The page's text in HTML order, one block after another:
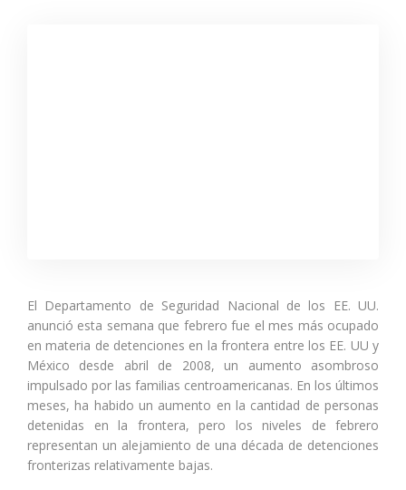
El Departamento de Seguridad Nacional de los EE. UU.
anunció esta semana que febrero fue el mes más ocupado
en materia de detenciones en la frontera entre los EE. UU y
México desde abril de 2008, un aumento asombroso
impulsado por las familias centroamericanas. En los últimos
meses, ha habido un aumento en la cantidad de personas
detenidas en la frontera, pero los niveles de febrero
representan un alejamiento de una década de detenciones
fronterizas relativamente bajas.